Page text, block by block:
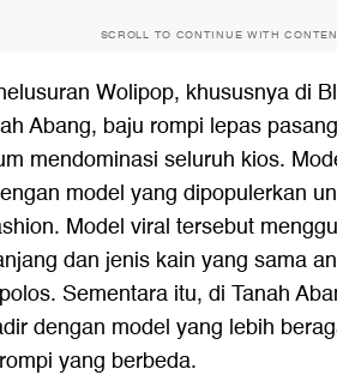
SCROLL TO CONTINUE WITH
Wolipop, khususnya di
Abang, baju rompi lepas
mendominasi seluruh kios.
model yang dipopulerkan
Model viral tersebut
dan jenis kain yang sama
Sementara itu, di Tanah
dengan model yang lebih
yang berbeda.